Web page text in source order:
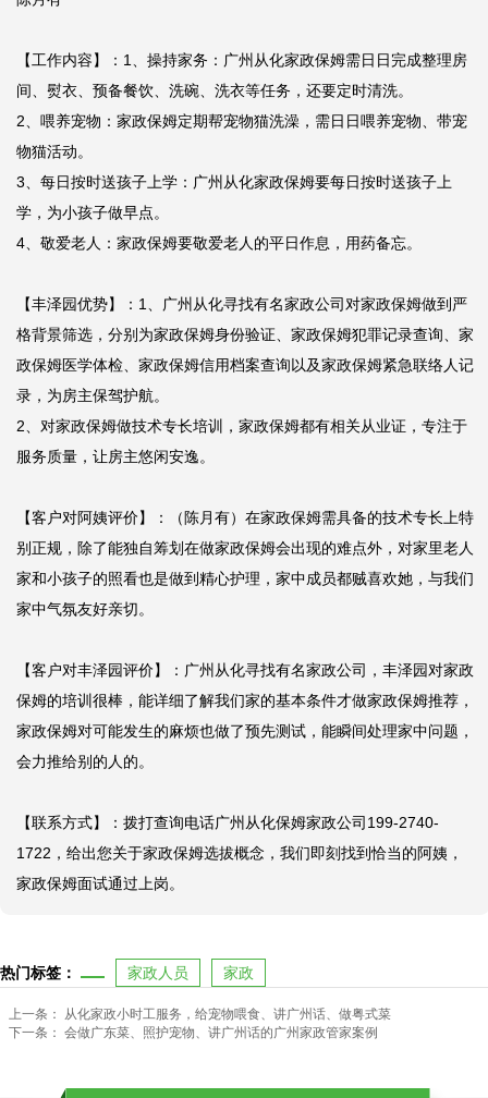
【工作内容】：1、操持家务：广州从化家政保姆需日日完成整理房
间、熨衣、预备餐饮、洗碗、洗衣等任务，还要定时清洗。
2、喂养宠物：家政保姆定期帮宠物猫洗澡，需日日喂养宠物、带宠
物猫活动。
3、每日按时送孩子上学：广州从化家政保姆要每日按时送孩子上
学，为小孩子做早点。
4、敬爱老人：家政保姆要敬爱老人的平日作息，用药备忘。
【丰泽园优势】：1、广州从化寻找有名家政公司对家政保姆做到严
格背景筛选，分别为家政保姆身份验证、家政保姆犯罪记录查询、家
政保姆医学体检、家政保姆信用档案查询以及家政保姆紧急联络人记
录，为房主保驾护航。
2、对家政保姆做技术专长培训，家政保姆都有相关从业证，专注于
服务质量，让房主悠闲安逸。
【客户对阿姨评价】：（陈月有）在家政保姆需具备的技术专长上特
别正规，除了能独自筹划在做家政保姆会出现的难点外，对家里老人
家和小孩子的照看也是做到精心护理，家中成员都贼喜欢她，与我们
家中气氛友好亲切。
【客户对丰泽园评价】：广州从化寻找有名家政公司，丰泽园对家政
保姆的培训很棒，能详细了解我们家的基本条件才做家政保姆推荐，
家政保姆对可能发生的麻烦也做了预先测试，能瞬间处理家中问题，
会力推给别的人的。
【联系方式】：拨打查询电话广州从化保姆家政公司199-2740-
1722，给出您关于家政保姆选拔概念，我们即刻找到恰当的阿姨，
家政保姆面试通过上岗。
热门标签： 家政人员 家政
上一条：
从化家政小时工服务，给宠物喂食、讲广州话、做粤式菜
下一条： 会做广东菜、照护宠物、讲广州话的广州家政管家案例